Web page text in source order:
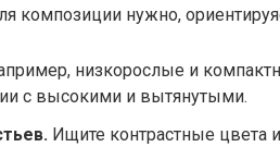
композиции нужно,
низкорослые и
с высокими и вытянутыми.
Ищите контрастные цвета